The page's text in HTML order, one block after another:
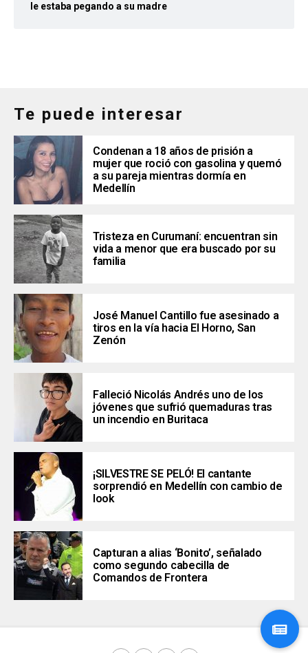
le estaba pegando a su madre
Te puede interesar
Condenan a 18 años de prisión a
mujer que roció con gasolina y quemó
a su pareja mientras dormía en
Medellín
Tristeza en Curumaní: encuentran sin
vida a menor que era buscado por su
familia
José Manuel Cantillo fue asesinado a
tiros en la vía hacia El Horno, San
Zenón
Falleció Nicolás Andrés uno de los
jóvenes que sufrió quemaduras tras
un incendio en Buritaca
¡SILVESTRE SE PELÓ! El cantante
sorprendió en Medellín con cambio de
look
Capturan a alias ‘Bonito’, señalado
como segundo cabecilla de
Comandos de Frontera